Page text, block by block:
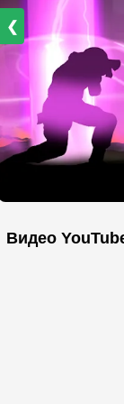
❮
Видео